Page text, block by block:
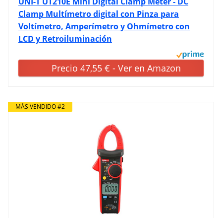
Clamp Multímetro digital con Pinza para
Voltímetro, Amperímetro y Ohmímetro con
LCD y Retroiluminación
Precio 47,55 € - Ver en Amazon
MÁS VENDIDO #2